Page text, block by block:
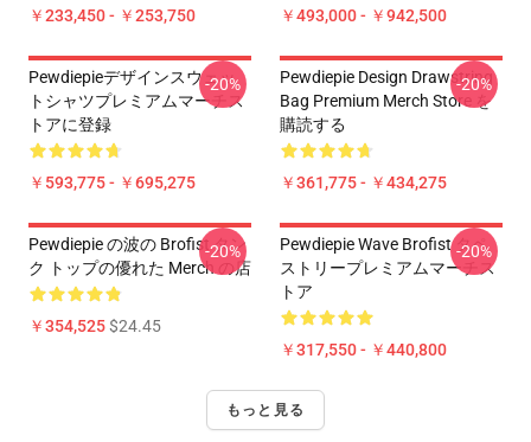
￥233,450 - ￥253,750 ￥493,000 - ￥942,500
Pewdiepieデザインスウェッ
トシャツプレミアムマーチス
トアに登録
￥593,775 - ￥695,275
-20%
Pewdiepie Design Drawstring
Bag Premium Merch Store を
購読する
￥361,775 - ￥434,275
-20%
Pewdiepie の波の Brofist タン
ク トップの優れた Merch の店
￥354,525$24.45
-20%
Pewdiepie Wave Brofist タペ
ストリープレミアムマーチス
トア
￥317,550 - ￥440,800
-20%
もっと見る